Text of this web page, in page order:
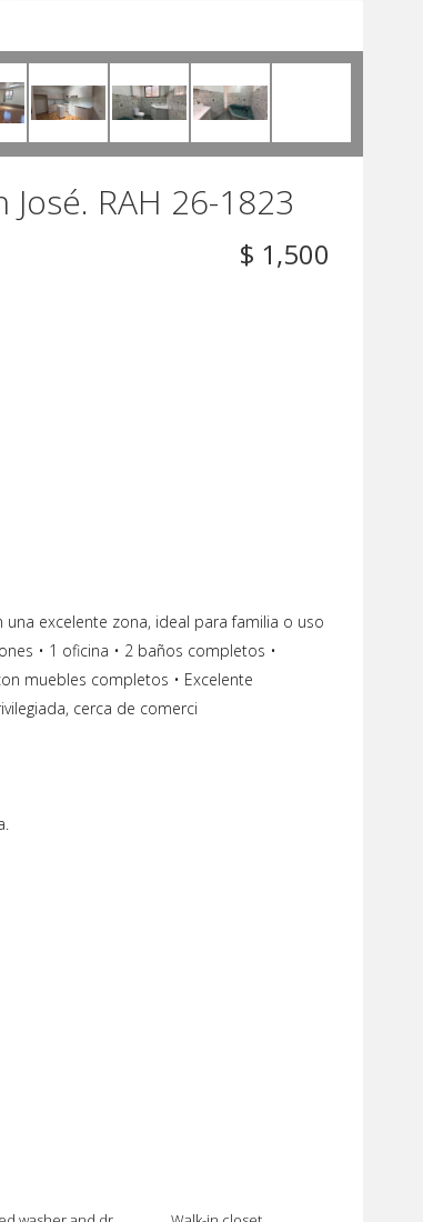
RAH 26-1823
$ 1,500
excelente zona, ideal para familia o uso
• 1 oficina • 2 baños completos •
muebles completos • Excelente
cerca de comerci